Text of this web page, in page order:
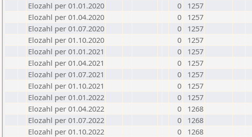
Elozahl per 01.01.2020
0
1257
Elozahl per 01.04.2020
0
1257
Elozahl per 01.07.2020
0
1257
Elozahl per 01.10.2020
0
1257
Elozahl per 01.01.2021
0
1257
Elozahl per 01.04.2021
0
1257
Elozahl per 01.07.2021
0
1257
Elozahl per 01.10.2021
0
1257
Elozahl per 01.01.2022
0
1257
Elozahl per 01.04.2022
0
1268
Elozahl per 01.07.2022
0
1268
Elozahl per 01.10.2022
0
1268